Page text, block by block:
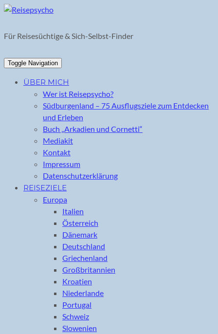
Skip
content
Für Reisesüchtige & Sich-Selbst-Finder
Toggle Navigation
ÜBER MICH
Wer ist Reisepsycho?
Südburgenland – 75 Ausflugsziele zum Entdecken
und Erleben
Buch „Arkadien und Cornetti“
Mediakit
Kontakt
Impressum
Datenschutzerklärung
REISEZIELE
Europa
Italien
Österreich
Dänemark
Deutschland
Griechenland
Großbritannien
Kroatien
Niederlande
Portugal
Schweiz
Slowenien